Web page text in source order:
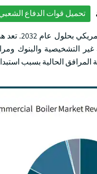
تحميل قوات الدفاع
سيصل سوق
التشخيصية والبنوك
الحالية بسبب